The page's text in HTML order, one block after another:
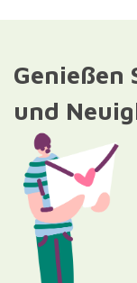
Genießen
und